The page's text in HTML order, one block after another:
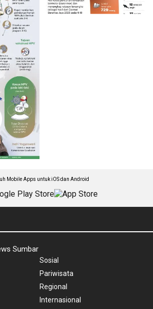
Mobile Apps untuk iOS dan Android
Sumbar
Sosial
Pariwisata
Regional
Internasional